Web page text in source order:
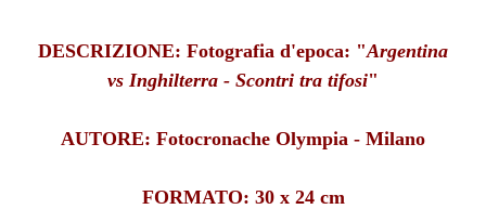
DESCRIZIONE: Fotografia d'epoca: "Argentina
vs Inghilterra - Scontri tra tifosi"
AUTORE: Fotocronache Olympia - Milano
FORMATO: 30 x 24 cm